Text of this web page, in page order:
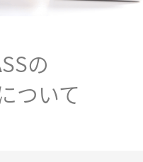
の
ついて